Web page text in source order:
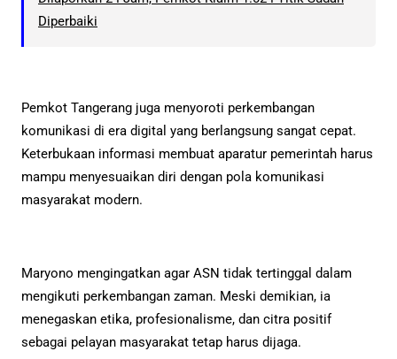
Diperbaiki
Pemkot Tangerang juga menyoroti perkembangan
komunikasi di era digital yang berlangsung sangat cepat.
Keterbukaan informasi membuat aparatur pemerintah harus
mampu menyesuaikan diri dengan pola komunikasi
masyarakat modern.
Maryono mengingatkan agar ASN tidak tertinggal dalam
mengikuti perkembangan zaman. Meski demikian, ia
menegaskan etika, profesionalisme, dan citra positif
sebagai pelayan masyarakat tetap harus dijaga.